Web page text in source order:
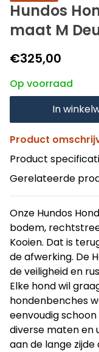
Hundos
maat M
€325,00
Op voorraad
In
Product
Product
Gerelateerde
Onze Hundos
bodem,
Kooien. Dat is
de afwerking. De
de veiligheid en
Elke hond wil
hondenbenches
eenvoudig
diverse maten en
aan de lange zijde